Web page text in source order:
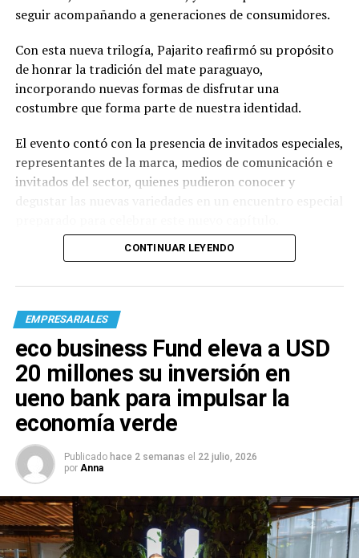
seguir acompañando a generaciones de consumidores.
Con esta nueva trilogía, Pajarito reafirmó su propósito
de honrar la tradición del mate paraguayo,
incorporando nuevas formas de disfrutar una
costumbre que forma parte de nuestra identidad.
El evento contó con la presencia de invitados especiales,
representantes de la marca, medios de comunicación e
invitados del sector, quienes pudieron conocer y
CONTINUAR LEYENDO
EMPRESARIALES
eco business Fund eleva a USD
20 millones su inversión en
ueno bank para impulsar la
economía verde
Publicado hace 2 semanas el 22 julio, 2026
por Anna